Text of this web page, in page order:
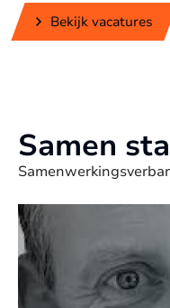
Bekijk vacatures
Samen